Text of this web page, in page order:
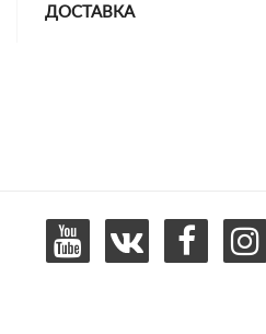
ДОСТАВКА